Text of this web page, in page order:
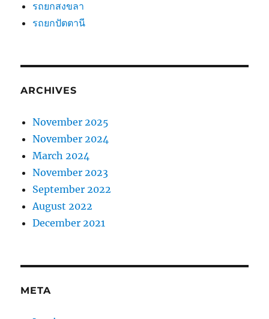
รถยกสงขลา
รถยกปัตตานี
ARCHIVES
November 2025
November 2024
March 2024
November 2023
September 2022
August 2022
December 2021
META